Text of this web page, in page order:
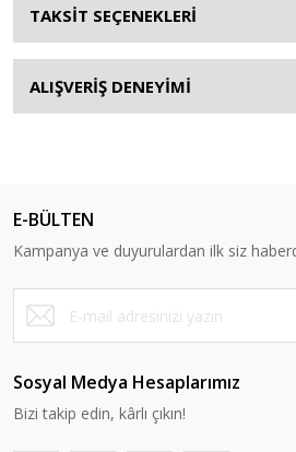
TAKSİT SEÇENEKLERİ
ALIŞVERİŞ DENEYİMİ
E-BÜLTEN
Kampanya ve duyurulardan ilk siz
Sosyal Medya Hesaplarımız
Bizi takip edin, kârlı çıkın!